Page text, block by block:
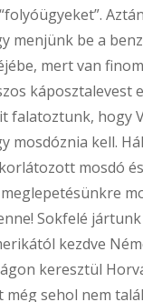
menjünk be a
mert van
káposztalevest
falatoztunk, hogy
mosdóznia kell.
mosdó
Sokfelé
kezdve
keresztül
még sehol nem